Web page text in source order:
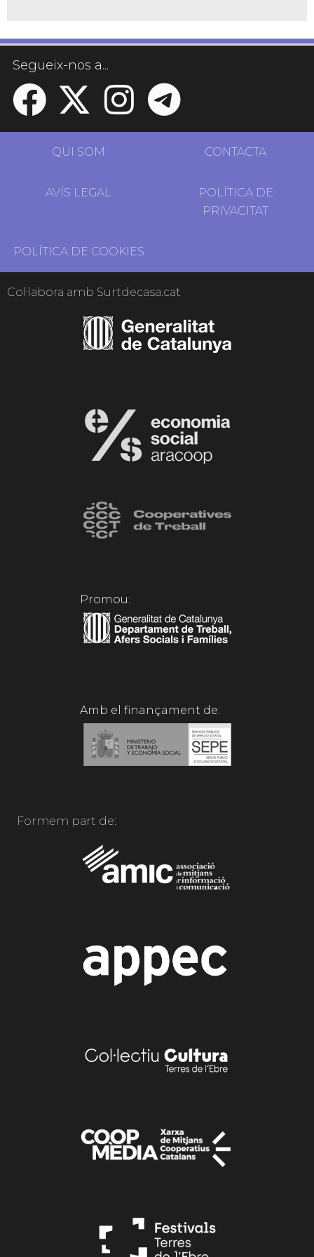
Segueix-nos a...
QUI SOM CONTACTA
AVÍS LEGAL
POLÍTICA DE
PRIVACITAT
POLÍTICA DE COOKIES
Col·labora amb Surtdecasa.cat
Promou:
Amb el finançament de:
Formem part de: